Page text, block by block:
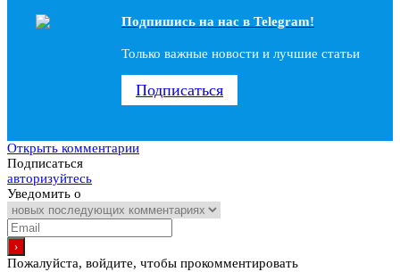
Подпишись на наc в Telegram!
Только важные новости и лучшие статьи
Подписаться
Открыть комментарии
Подписаться
авторизуйтесь
Уведомить о
Пожалуйста, войдите, чтобы прокомментировать